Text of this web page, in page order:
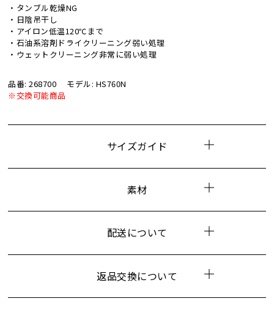
・タンブル乾燥NG
・日陰吊干し
・アイロン低温120℃まで
・石油系溶剤ドライクリーニング弱い処理
・ウェットクリーニング非常に弱い処理
品番: 268700
モデル: HS760N
※交換可能商品
サイズガイド
素材
配送について
返品交換について